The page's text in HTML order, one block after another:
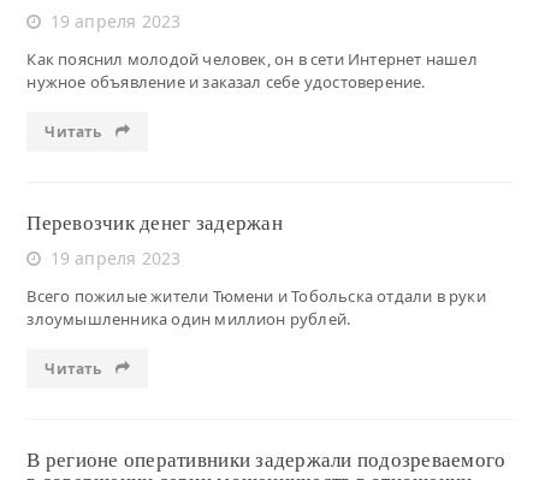
19 апреля 2023
Как пояснил молодой человек, он в сети Интернет нашел
нужное объявление и заказал себе удостоверение.
Читать
Перевозчик денег задержан
19 апреля 2023
Всего пожилые жители Тюмени и Тобольска отдали в руки
злоумышленника один миллион рублей.
Читать
В регионе оперативники задержали подозреваемого